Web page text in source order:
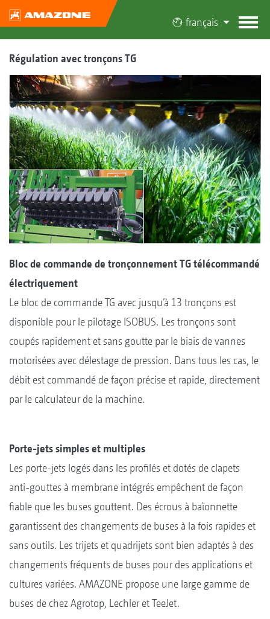
français
Régulation avec tronçons TG
Bloc de commande de tronçonnement TG télécommandé
électriquement
Le bloc de commande TG avec jusqu’à 13 tronçons est
disponible pour le pilotage ISOBUS. Les tronçons sont
coupés rapidement et sans goutte par le biais de vannes
motorisées avec délestage de pression. Dans tous les cas, le
débit est commandé de façon précise et rapide, directement
par le calculateur de la machine.
Porte-jets simples et multiples
Les porte-jets logés dans les profilés et dotés de clapets
anti-gouttes à membrane intégrés empêchent de façon
fiable que les buses gouttent. Des écrous à baïonnette
garantissent des changements de buses à la fois rapides et
sans outils. Les trijets et quadrijets sont bien adaptés à des
changements fréquents de buses pour des applications et
cultures variées. AMAZONE propose une large gamme de
buses de chez Agrotop, Lechler et TeeJet.